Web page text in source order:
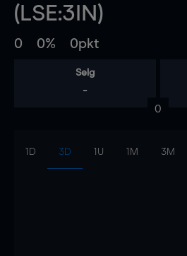
(LSE:3IN)
0 0% 0pkt
Selg
-
0
1D 3D 1U 1M 3M